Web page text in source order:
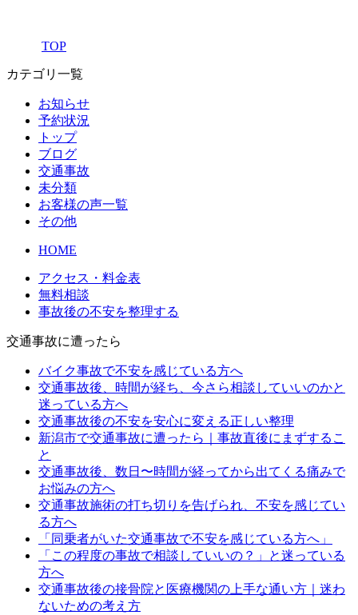
TOP
カテゴリ一覧
お知らせ
予約状況
トップ
ブログ
交通事故
未分類
お客様の声一覧
その他
HOME
アクセス・料金表
無料相談
事故後の不安を整理する
交通事故に遭ったら
バイク事故で不安を感じている方へ
交通事故後、時間が経ち、今さら相談していいのかと
迷っている方へ
交通事故後の不安を安心に変える正しい整理
新潟市で交通事故に遭ったら｜事故直後にまずするこ
と
交通事故後、数日〜時間が経ってから出てくる痛みで
お悩みの方へ
交通事故施術の打ち切りを告げられ、不安を感じてい
る方へ
「同乗者がいた交通事故で不安を感じている方へ」
「この程度の事故で相談していいの？」と迷っている
方へ
交通事故後の接骨院と医療機関の上手な通い方｜迷わ
ないための考え方